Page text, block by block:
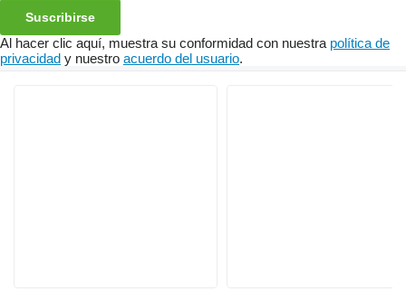
Suscribirse
Al hacer clic aquí, muestra su conformidad con nuestra política de
privacidad y nuestro acuerdo del usuario.